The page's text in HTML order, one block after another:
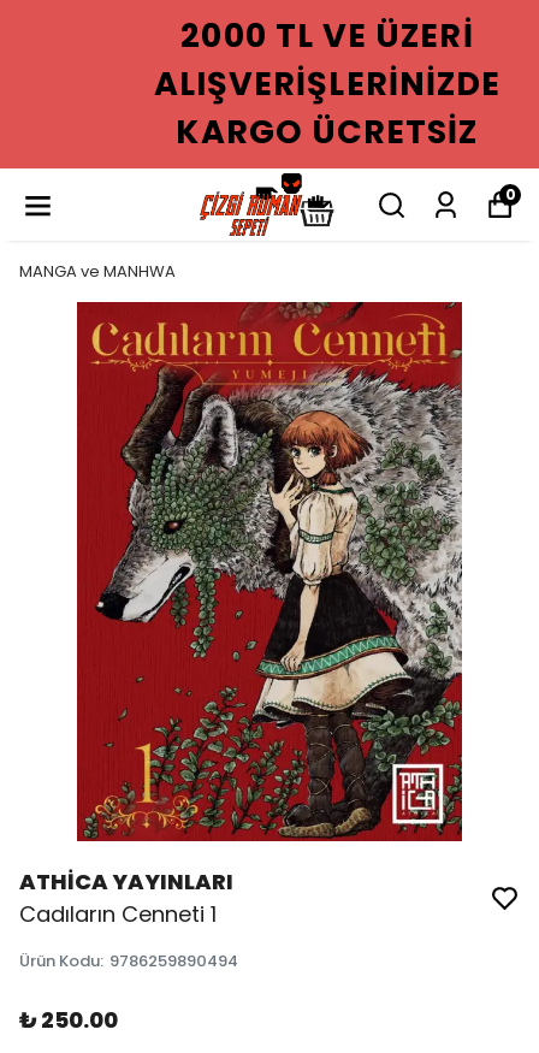
2000 TL VE ÜZERI
ALIŞVERIŞLERINIZDE
KARGO ÜCRETSIZ
0
MANGA ve MANHWA
ATHİCA YAYINLARI
Cadıların Cenneti 1
Ürün Kodu: 9786259890494
₺ 250.00